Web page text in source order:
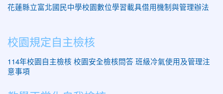
花蓮縣立富北國民中學校園數位學習載具借用機制與管理辦法
校園規定自主檢核
114年校園自主檢核 校園安全檢核問答 班級冷氣使用及管理注
意事項